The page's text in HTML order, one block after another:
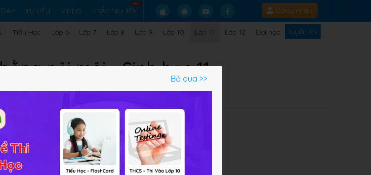
TƯ LIỆU VIDEO TRẮC NGHIỆM Đăng nhập
Tiểu Học Lớp 6 Lớp 7 Lớp 8 Lớp 9 Lớp 10 Lớp 11 Lớp 12 Đại học Tuyển GV
nội môi - Sinh học 11
đến Sinh học 11 Bài 20
Cân bằng nội
cộng đồng Sinh học HỌC247sẽ sớm giải
Bỏ qua >>